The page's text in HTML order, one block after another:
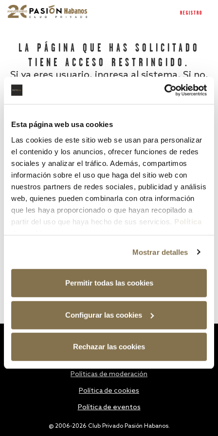
Esta página web usa cookies
Las cookies de este sitio web se usan para personalizar
el contenido y los anuncios, ofrecer funciones de redes
sociales y analizar el tráfico. Además, compartimos
información sobre el uso que haga del sitio web con
nuestros partners de redes sociales, publicidad y análisis
web, quienes pueden combinarla con otra información
que les haya proporcionado o que hayan recopilado a
partir del uso que haya hecho de sus servicios. Política
Mostrar detalles
Permitir todas las cookies
Configurar las cookies
Rechazar las cookies
REGISTRO
LA PÁGINA QUE HAS SOLICITADO
TIENE ACCESO RESTRINGIDO.
Si ya eres usuario, ingresa al sistema. Si no,
¿Has olvidado tu contraseña?
@ 2006-2026 Club Privado Pasión Habanos.
Políticas de moderación
Política de cookies
Política de eventos